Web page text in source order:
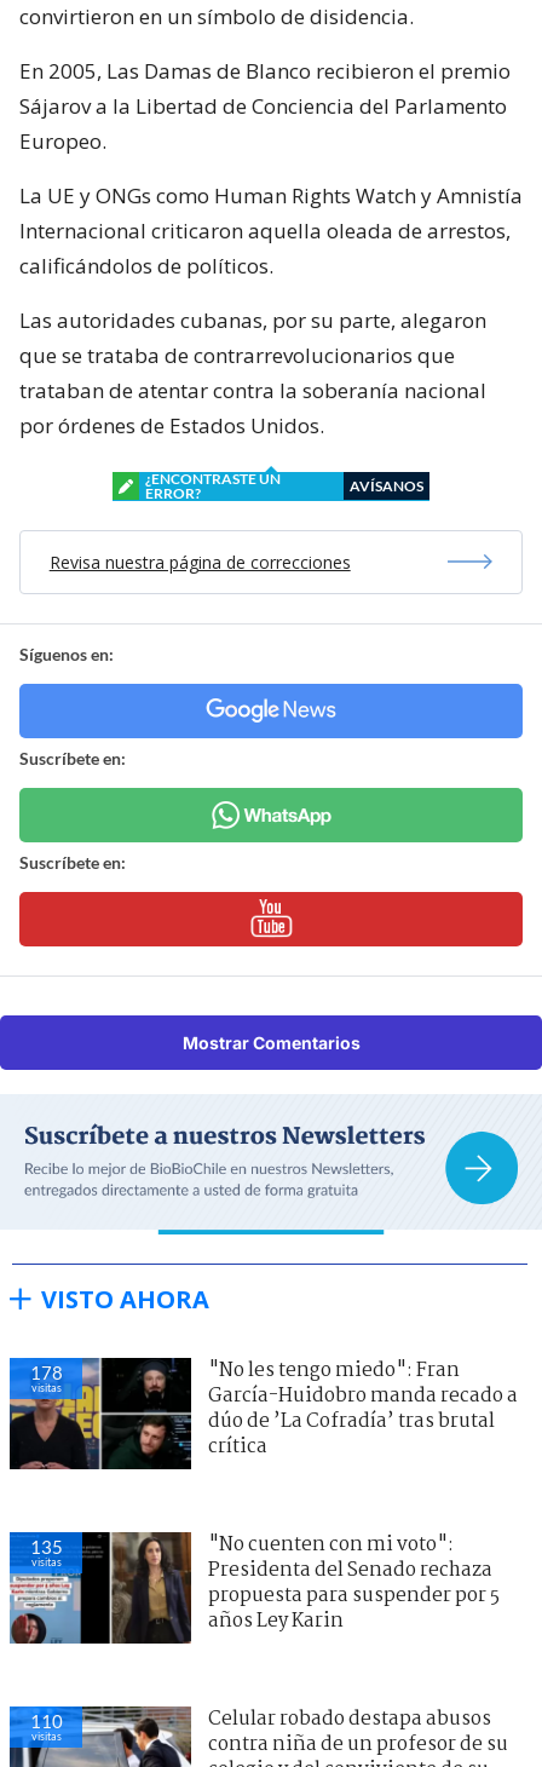
convirtieron en un símbolo de disidencia.
En 2005, Las Damas de Blanco recibieron el premio
Sájarov a la Libertad de Conciencia del Parlamento
Europeo.
La UE y ONGs como Human Rights Watch y Amnistía
Internacional criticaron aquella oleada de arrestos,
calificándolos de políticos.
Las autoridades cubanas, por su parte, alegaron
que se trataba de contrarrevolucionarios que
trataban de atentar contra la soberanía nacional
por órdenes de Estados Unidos.
¿ENCONTRASTE UN
ERROR?
AVÍSANOS
Revisa nuestra página de correcciones
Síguenos en:
Suscríbete en:
Suscríbete en:
Mostrar Comentarios
VISTO AHORA
178
visitas
"No les tengo miedo": Fran
García-Huidobro manda recado a
dúo de ’La Cofradía’ tras brutal
crítica
135
visitas
"No cuenten con mi voto":
Presidenta del Senado rechaza
propuesta para suspender por 5
años Ley Karin
110
visitas
Celular robado destapa abusos
contra niña de un profesor de su